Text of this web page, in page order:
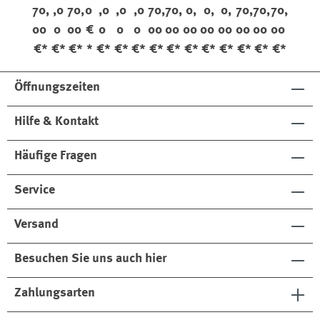
70,
00
€*
Ve
get
abl
,0
0
€*
70,
00
€*
n
ta
e
0
€
*
Ve
get
abl
,0
0
€*
,0
0
€*
nt
,0
0
€*
70,
00
€*
70,
00
€*
er
Kle
in
0,
00
€*
er
Gr
oß
0,
00
€*
0,
00
€*
70,
00
€*
70,
00
€*
70,
00
€*
Öffnungszeiten
Hilfe & Kontakt
Häufige Fragen
Service
Versand
Besuchen Sie uns auch hier
Zahlungsarten